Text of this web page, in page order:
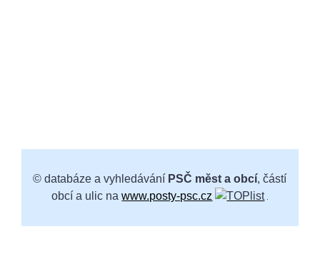
© databáze a vyhledávání PSČ měst a obcí, částí
obcí a ulic nawww.posty-psc.cz